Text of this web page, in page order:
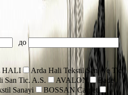
до
HALI
Arda Hali Tekstil San. Ve Tic.
San Tic. A.S. AVALON
Bade
Sanayi
BOSSAN Carpet